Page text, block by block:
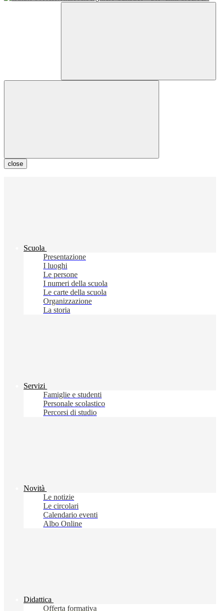
close
Scuola
Presentazione
I luoghi
Le persone
I numeri della scuola
Le carte della scuola
Organizzazione
La storia
Servizi
Famiglie e studenti
Personale scolastico
Percorsi di studio
Novità
Le notizie
Le circolari
Calendario eventi
Albo Online
Didattica
Offerta formativa